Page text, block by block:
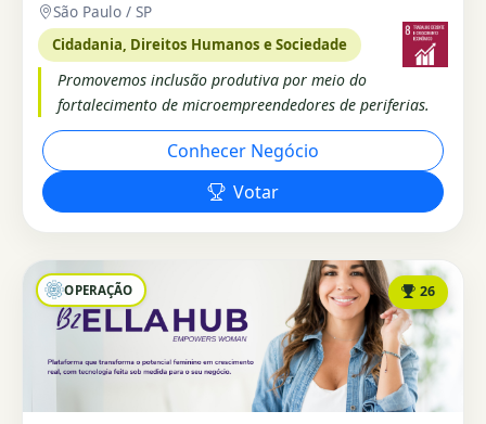
São Paulo / SP
Cidadania, Direitos Humanos e Sociedade
Promovemos inclusão produtiva por meio do
fortalecimento de microempreendedores de periferias.
Conhecer Negócio
Votar
OPERAÇÃO 26